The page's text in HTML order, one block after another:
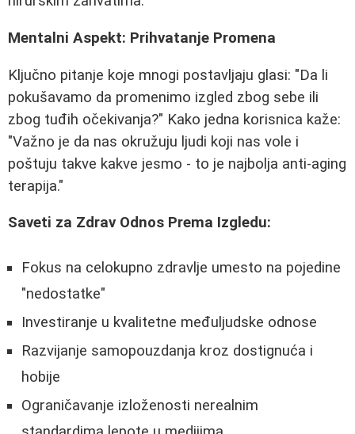
Mentalni Aspekt: Prihvatanje Promena
Ključno pitanje koje mnogi postavljaju glasi: "Da li
pokušavamo da promenimo izgled zbog sebe ili
zbog tuđih očekivanja?" Kako jedna korisnica kaže:
"Važno je da nas okružuju ljudi koji nas vole i
poštuju takve kakve jesmo - to je najbolja anti-aging
terapija."
Saveti za Zdrav Odnos Prema Izgledu:
Fokus na celokupno zdravlje umesto na pojedine
"nedostatke"
Investiranje u kvalitetne međuljudske odnose
Razvijanje samopouzdanja kroz dostignuća i
hobije
Ograničavanje izloženosti nerealnim